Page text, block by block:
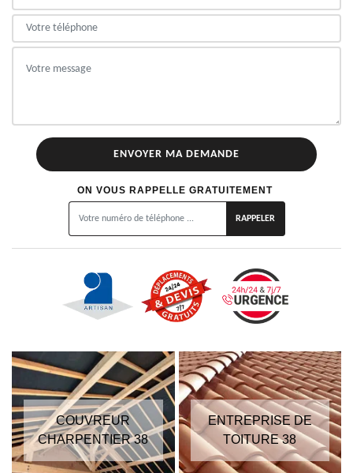
ON VOUS RAPPELLE GRATUITEMENT
COUVREUR
CHARPENTIER 38
ENTREPRISE DE
TOITURE 38